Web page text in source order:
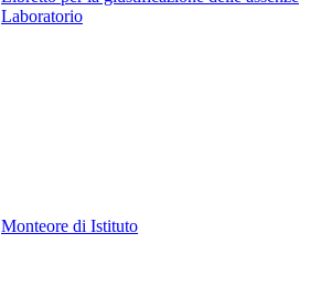
Laboratorio
Monteore di Istituto